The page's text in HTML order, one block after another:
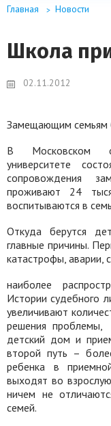
Главная Новости
Школа
02.11.2012
Замещающим семьям
В Московском
университете
сопровождения
проживают 24
воспитываются в
Откуда берутся
главные причины.
катастрофы, аварии,
наиболее
Истории судебного
увеличивают
решения проблемы,
детский дом и
второй путь –
ребенка в
выходят во
ничем не
семей.